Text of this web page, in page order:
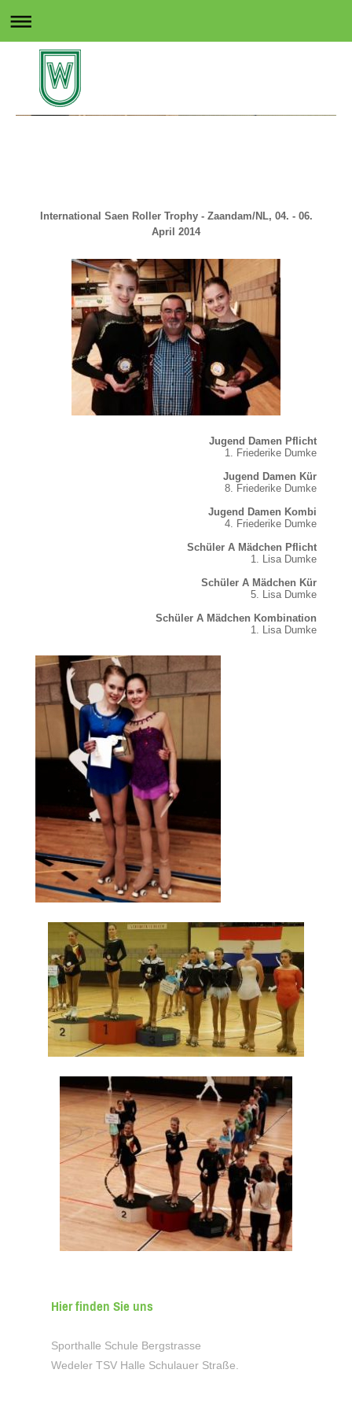
International Saen Roller Trophy - Zaandam/NL, 04. - 06.
April 2014
Jugend Damen Pflicht
1. Friederike Dumke
Jugend Damen Kür
8. Friederike Dumke
Jugend Damen Kombi
4. Friederike Dumke
Schüler A Mädchen Pflicht
1. Lisa Dumke
Schüler A Mädchen Kür
5. Lisa Dumke
Schüler A Mädchen Kombination
1. Lisa Dumke
Hier finden Sie uns
Sporthalle Schule Bergstrasse
Wedeler TSV Halle Schulauer Straße.